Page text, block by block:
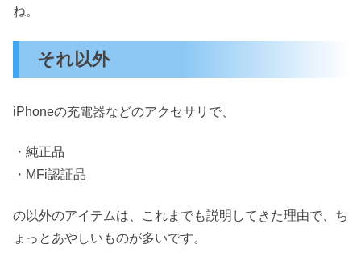
ね。
それ以外
iPhoneの充電器などのアクセサリで、
・純正品
・MFi認証品
の以外のアイテムは、これまでも説明してきた理由で、ち
ょっとあやしいものが多いです。